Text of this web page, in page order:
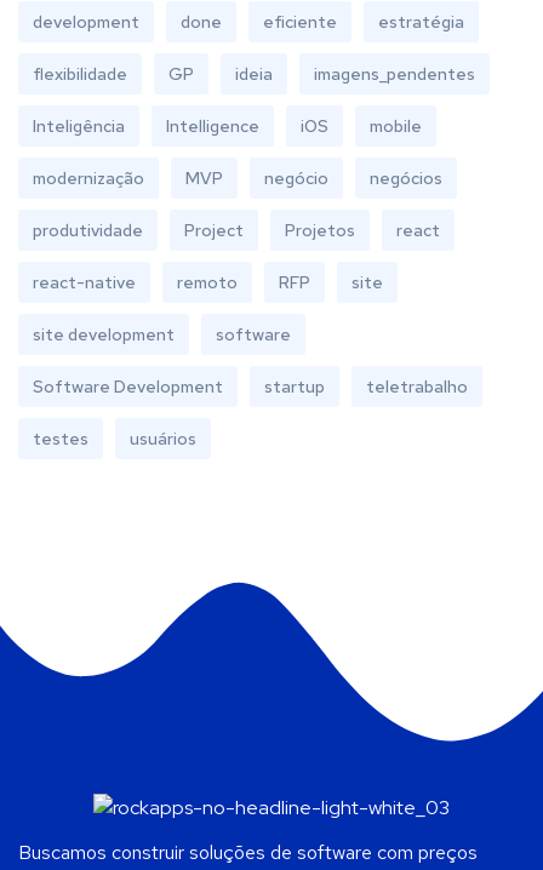
development done eficiente estratégia
flexibilidade GP ideia imagens_pendentes
Inteligência Intelligence iOS mobile
modernização MVP negócio negócios
produtividade Project Projetos react
react-native remoto RFP site
site development software
Software Development startup teletrabalho
testes usuários
Buscamos construir soluções de software com preços